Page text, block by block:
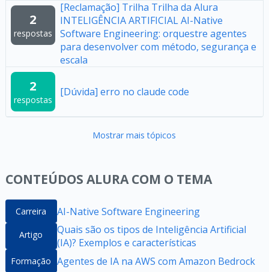
2
respostas
[Reclamação] Trilha Trilha da Alura
INTELIGÊNCIA ARTIFICIAL AI-Native
Software Engineering: orquestre agentes
para desenvolver com método, segurança e
escala
2
respostas
[Dúvida] erro no claude code
Mostrar mais tópicos
CONTEÚDOS ALURA COM O TEMA
Carreira AI-Native Software Engineering
Artigo
Quais são os tipos de Inteligência Artificial
(IA)? Exemplos e características
Formação Agentes de IA na AWS com Amazon Bedrock